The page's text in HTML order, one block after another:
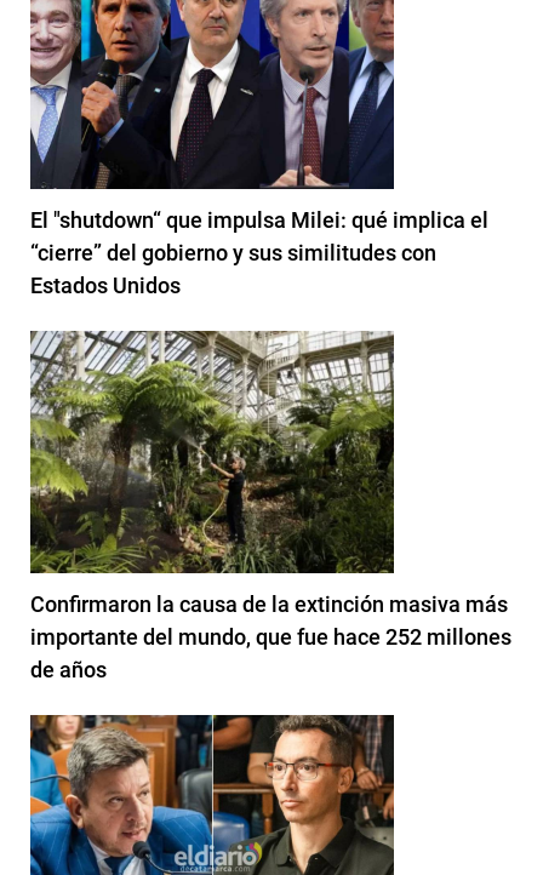
El "shutdown“ que impulsa Milei: qué implica el
“cierre” del gobierno y sus similitudes con
Estados Unidos
Confirmaron la causa de la extinción masiva más
importante del mundo, que fue hace 252 millones
de años